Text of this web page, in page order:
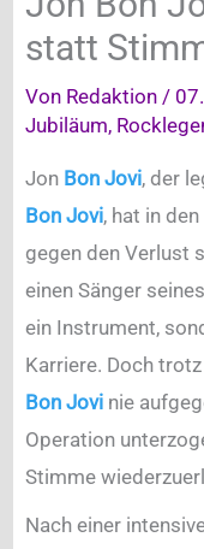
statt
Von Redaktion/
Jubiläum,
Jon Bon Jovi, der
Bon Jovi, hat in
gegen den Verlust
einen Sänger
ein Instrument,
Karriere. Doch
Bon Jovi nie
Operation
Stimme
Nach einer